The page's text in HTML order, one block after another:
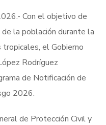
Con el objetivo de
la población durante la
el Gobierno
Rodríguez
de Notificación de
2026.
de Protección Civil y